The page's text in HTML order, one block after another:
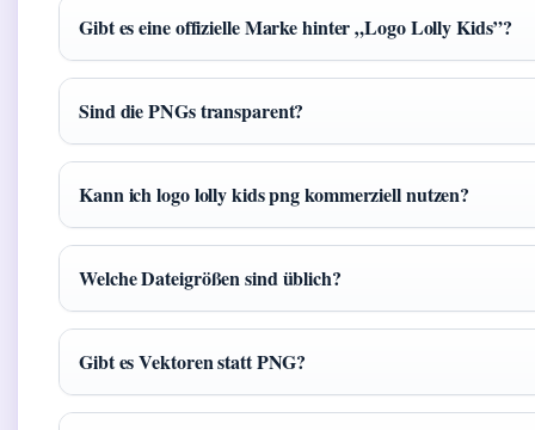
Gibt es eine offizielle Marke hinter „Logo Lolly Kids”?
Sind die PNGs transparent?
Kann ich logo lolly kids png kommerziell nutzen?
Welche Dateigrößen sind üblich?
Gibt es Vektoren statt PNG?